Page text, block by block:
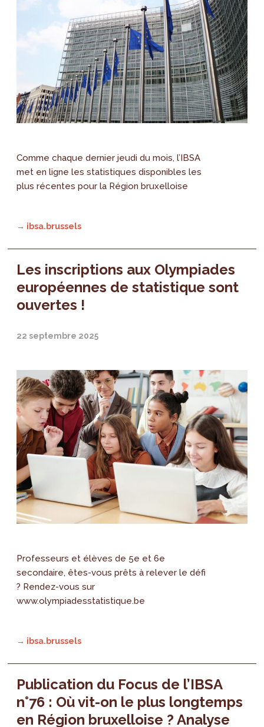
Comme chaque dernier jeudi du mois, l’IBSA
met en ligne les statistiques disponibles les
plus récentes pour la Région bruxelloise
→ ibsa.brussels
Les inscriptions aux Olympiades
européennes de statistique sont
ouvertes !
22 septembre 2025
Professeurs et élèves de 5e et 6e
secondaire, êtes-vous prêts à relever le défi
? Rendez-vous sur
www.olympiadesstatistique.be
→ ibsa.brussels
Publication du Focus de l’IBSA
n°76 : Où vit-on le plus longtemps
en Région bruxelloise ? Analyse